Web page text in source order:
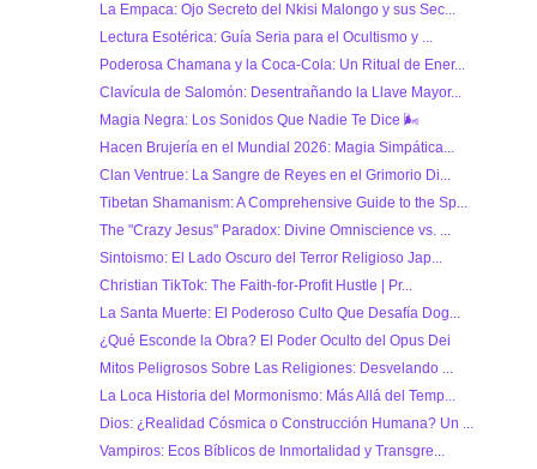
La Empaca: Ojo Secreto del Nkisi Malongo y sus Sec...
Lectura Esotérica: Guía Seria para el Ocultismo y ...
Poderosa Chamana y la Coca-Cola: Un Ritual de Ener...
Clavícula de Salomón: Desentrañando la Llave Mayor...
Magia Negra: Los Sonidos Que Nadie Te Dice 🌬
Hacen Brujería en el Mundial 2026: Magia Simpática...
Clan Ventrue: La Sangre de Reyes en el Grimorio Di...
Tibetan Shamanism: A Comprehensive Guide to the Sp...
The "Crazy Jesus" Paradox: Divine Omniscience vs. ...
Sintoismo: El Lado Oscuro del Terror Religioso Jap...
Christian TikTok: The Faith-for-Profit Hustle | Pr...
La Santa Muerte: El Poderoso Culto Que Desafía Dog...
¿Qué Esconde la Obra? El Poder Oculto del Opus Dei
Mitos Peligrosos Sobre Las Religiones: Desvelando ...
La Loca Historia del Mormonismo: Más Allá del Temp...
Dios: ¿Realidad Cósmica o Construcción Humana? Un ...
Vampiros: Ecos Bíblicos de Inmortalidad y Transgre...